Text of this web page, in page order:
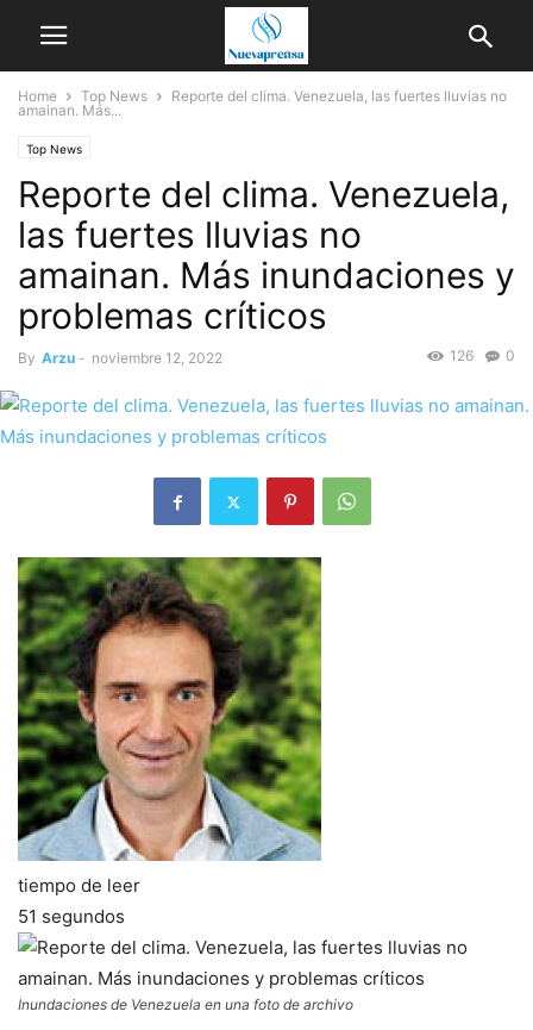
Home Top News
Reporte del clima. Venezuela, las fuertes lluvias no
amainan. Más...
Top News
Reporte del clima. Venezuela,
las fuertes lluvias no
amainan. Más inundaciones y
problemas críticos
By Arzu - noviembre 12, 2022 0
126
tiempo de leer
51 segundos
Inundaciones de Venezuela en una foto de archivo